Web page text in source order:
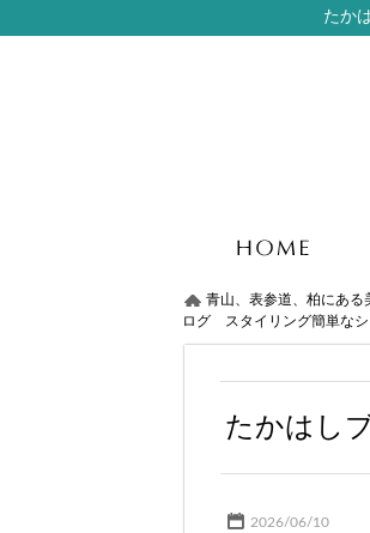
たか
青山、表参道、柏にある
ログ スタイリング簡単な
たかはし
2026/06/10